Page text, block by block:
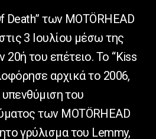
Death” των MOTÖRHEAD
3 Ιουλίου μέσω της
20ή του επέτειο. Το “Kiss
αρχικά το 2006,
υπενθύμιση του
των MOTÖRHEAD
γρύλισμα του Lemmy,